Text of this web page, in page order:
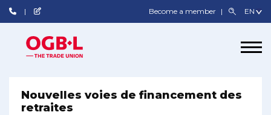
Become a member
Nouvelles voies de financement des
retraites